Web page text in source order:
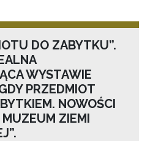
DO ZABYTKU”.
WYSTAWIE
PRZEDMIOT
NOWOŚCI
ZIEMI